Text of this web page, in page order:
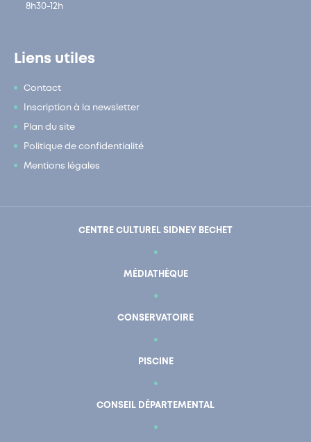
8h30-12h
Liens utiles
Contact
Inscription à la newsletter
Plan du site
Politique de confidentialité
Mentions légales
CENTRE CULTUREL SIDNEY BECHET
MÉDIATHÈQUE
CONSERVATOIRE
PISCINE
CONSEIL DÉPARTEMENTAL